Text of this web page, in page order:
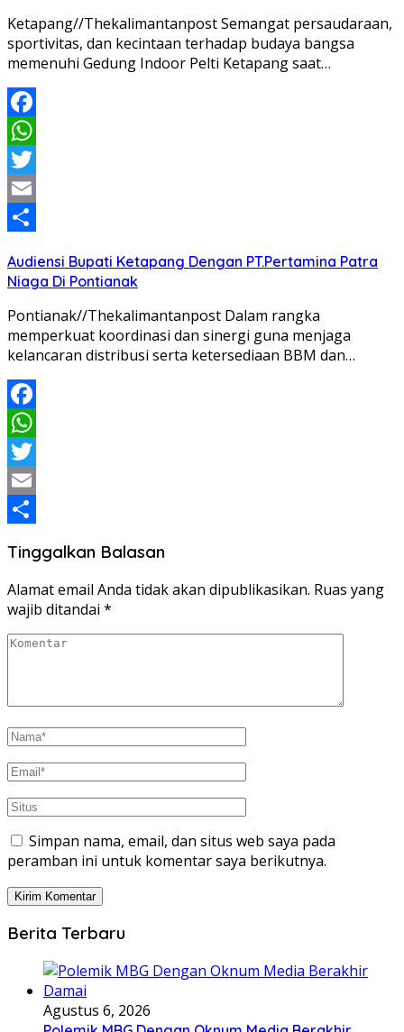
Ketapang//Thekalimantanpost Semangat persaudaraan,
sportivitas, dan kecintaan terhadap budaya bangsa
memenuhi Gedung Indoor Pelti Ketapang saat…
Facebook
WhatsApp
Twitter
Email
Audiensi Bupati Ketapang Dengan PT.Pertamina Patra
Niaga Di Pontianak
Pontianak//Thekalimantanpost Dalam rangka
memperkuat koordinasi dan sinergi guna menjaga
kelancaran distribusi serta ketersediaan BBM dan…
Facebook
WhatsApp
Twitter
Email
Tinggalkan Balasan
Alamat email Anda tidak akan dipublikasikan. Ruas yang
wajib ditandai *
Simpan nama, email, dan situs web saya pada
peramban ini untuk komentar saya berikutnya.
Berita Terbaru
Agustus 6, 2026